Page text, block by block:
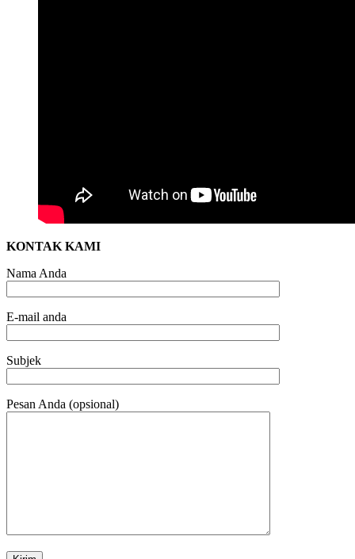
KONTAK KAMI
Nama Anda
E-mail anda
Subjek
Pesan Anda (opsional)